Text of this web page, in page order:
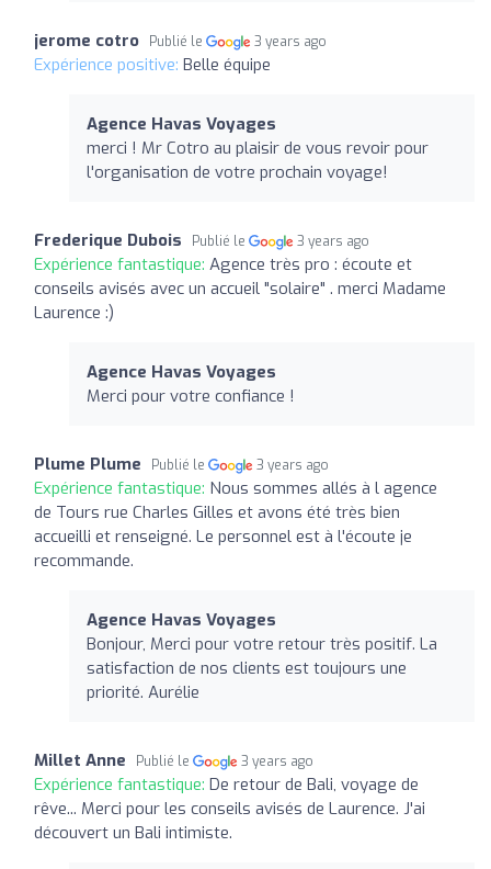
jerome cotro Publié le 3 years ago
Expérience positive: Belle équipe
Agence Havas Voyages
merci ! Mr Cotro au plaisir de vous revoir pour
l'organisation de votre prochain voyage!
Frederique Dubois Publié le 3 years ago
Expérience fantastique: Agence très pro : écoute et
conseils avisés avec un accueil "solaire" . merci Madame
Laurence :)
Agence Havas Voyages
Merci pour votre confiance !
Plume Plume Publié le 3 years ago
Expérience fantastique: Nous sommes allés à l agence
de Tours rue Charles Gilles et avons été très bien
accueilli et renseigné. Le personnel est à l'écoute je
recommande.
Agence Havas Voyages
Bonjour, Merci pour votre retour très positif. La
satisfaction de nos clients est toujours une
priorité. Aurélie
Millet Anne Publié le 3 years ago
Expérience fantastique: De retour de Bali, voyage de
rêve... Merci pour les conseils avisés de Laurence. J'ai
découvert un Bali intimiste.